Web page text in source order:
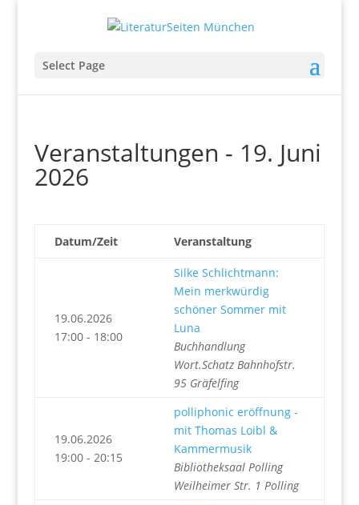
Select Page
Veranstaltungen - 19. Juni
2026
Datum/Zeit Veranstaltung
19.06.2026
17:00 - 18:00
Silke Schlichtmann:
Mein merkwürdig
schöner Sommer mit
Luna
Buchhandlung
Wort.Schatz Bahnhofstr.
95 Gräfelfing
19.06.2026
19:00 - 20:15
polliphonic eröffnung -
mit Thomas Loibl &
Kammermusik
Bibliotheksaal Polling
Weilheimer Str. 1 Polling